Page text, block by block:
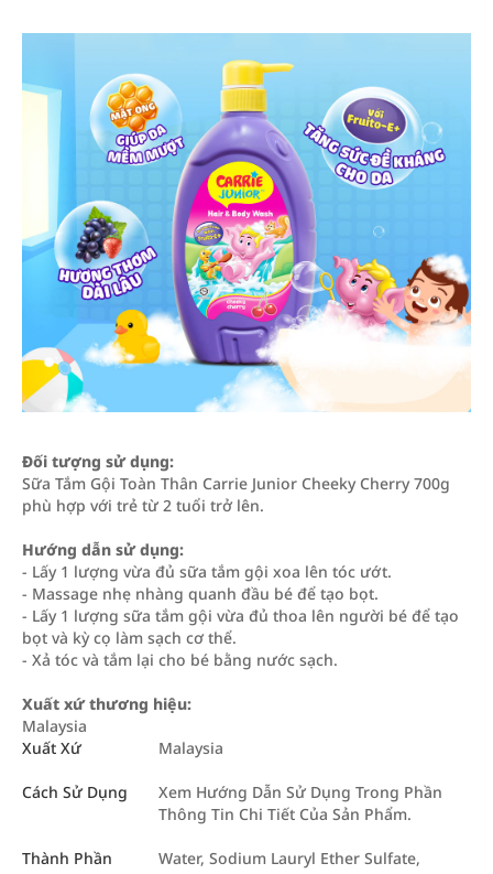
Đối tượng sử dụng:
Sữa Tắm Gội Toàn Thân Carrie Junior Cheeky Cherry 700g
phù hợp với trẻ từ 2 tuổi trở lên.
Hướng dẫn sử dụng:
- Lấy 1 lượng vừa đủ sữa tắm gội xoa lên tóc ướt.
- Massage nhẹ nhàng quanh đầu bé để tạo bọt.
- Lấy 1 lượng sữa tắm gội vừa đủ thoa lên người bé để tạo
bọt và kỳ cọ làm sạch cơ thể.
- Xả tóc và tắm lại cho bé bằng nước sạch.
Xuất xứ thương hiệu:
Malaysia
Xuất Xứ
Malaysia
Cách Sử Dụng
Xem Hướng Dẫn Sử Dụng Trong Phần
Thông Tin Chi Tiết Của Sản Phẩm.
Thành Phần
Water, Sodium Lauryl Ether Sulfate,